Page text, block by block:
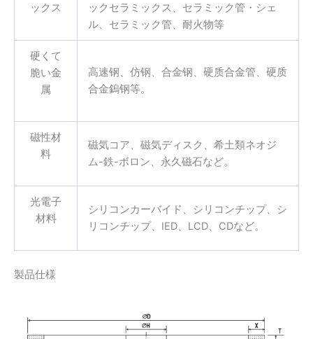
ックス
ックセラミックス、セラミック管・シェ
ル、セラミック管、耐火物等
硬くて
脆い金
属
高速钢、仿钢、合金钢、硬质合金管、硬质
合金鎢钢等。
磁性材
料
磁気コア、磁気ディスク、希土類ネオジ
ム-鉄-ボロン、永久磁石など。
光電子
材料
シリコンカーバイド、シリコンチップ、シ
リコンチップ、IED、LCD、CDなど。
製品仕様